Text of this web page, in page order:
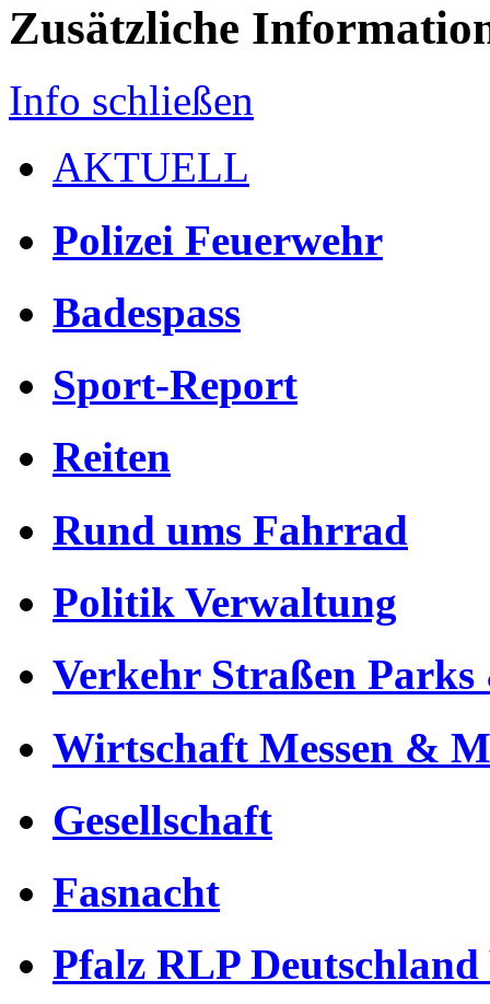
Zusätzliche
Info schließen
AKTUELL
Polizei Feuerwehr
Badespass
Sport-Report
Reiten
Rund ums Fahrrad
Politik Verwaltung
Verkehr Straßen Parks
Wirtschaft Messen &
Gesellschaft
Fasnacht
Pfalz RLP